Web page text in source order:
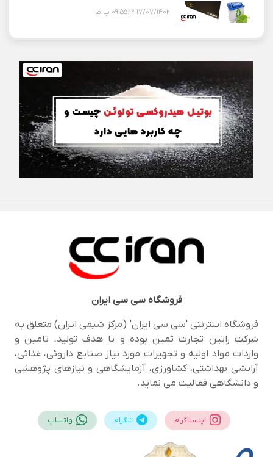
17/07/1402 09:55:12 ب.ظ
فروشگاهسی سی ایران
فروشگاه اینترنتی 'سی سی ایران' (مرکز شیمی ایران) متعلق به
شرکت راتین تجارت ثمین بوده و با هدف تولید، تامین و
واردات مواد اولیه و تجهیزات مورد نیاز صنایع داروئی، غذائی،
آرایشی بهداشتی، کشاورزی، آزمایشگاهی و نیازهای پژوهشی
و دانشگاهی فعالیت می نماید.
اینستاگرام تلگرام واتساپ